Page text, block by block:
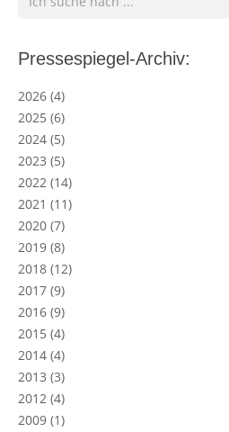
Pressespiegel-Archiv:
2026 (4)
2025 (6)
2024 (5)
2023 (5)
2022 (14)
2021 (11)
2020 (7)
2019 (8)
2018 (12)
2017 (9)
2016 (9)
2015 (4)
2014 (4)
2013 (3)
2012 (4)
2009 (1)